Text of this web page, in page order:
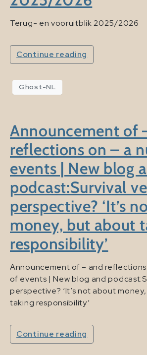
Terug- en vooruitblik 2025/2026
Continue reading
Ghost-NL
Announcement of
reflections on – a
events | New blog
podcast:Survival
perspective? ‘It’s
money, but about
responsibility’
Announcement of – and
of events | New blog and
perspective? ‘It’s not about
taking responsibility’
Continue reading